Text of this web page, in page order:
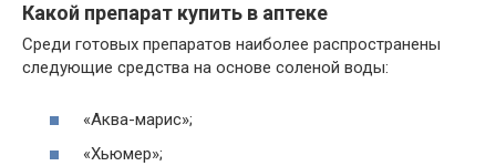
Какой препарат купить в аптеке
Среди готовых препаратов наиболее распространены
следующие средства на основе соленой воды:
«Аква-марис»;
«Хьюмер»;